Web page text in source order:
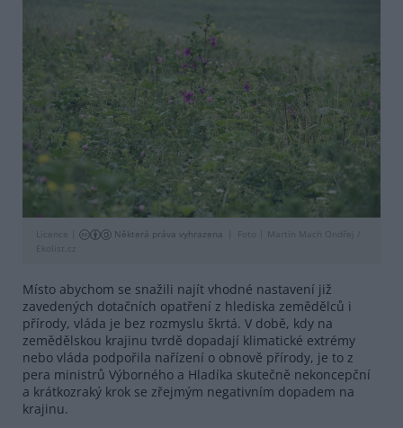
Licence | Některá práva vyhrazena Foto |
Martin Mach Ondřej /
Ekolist.cz
Místo abychom se snažili najít vhodné nastavení již
zavedených dotačních opatření z hlediska zemědělců i
přírody, vláda je bez rozmyslu škrtá. V době, kdy na
zemědělskou krajinu tvrdě dopadají klimatické extrémy
nebo vláda podpořila nařízení o obnově přírody, je to z
pera ministrů Výborného a Hladíka skutečně nekoncepční
a krátkozraký krok se zřejmým negativním dopadem na
krajinu.